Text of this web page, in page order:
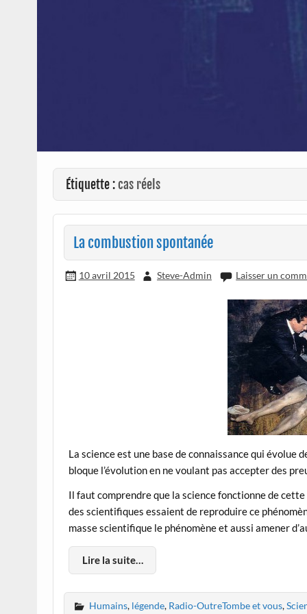
Étiquette :cas réels
La combustion spontanée
10 avril 2015 Steve-Admin Laisser un
La science est une base de connaissance qui évolue
bloque l’évolution en ne voulant pas accepter des
Il faut comprendre que la science fonctionne de
des scientifiques essaient de reproduire ce
masse scientifique le phénomène et aussi amener
Lire la suite…
Humains, légende, Radio-OutreTombe et vous,